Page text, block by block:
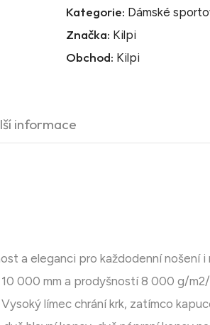
Kategorie: Dámské
Značka: Kilpi
Obchod: Kilpi
informace
a eleganci pro každodenní nošení
000 mm a prodyšností 8 000 g/
límec chrání krk, zatímco